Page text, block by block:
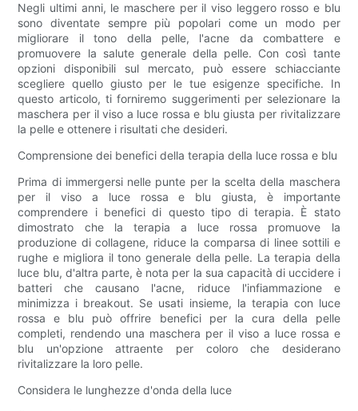
Negli ultimi anni, le maschere per il viso leggero rosso e blu
sono diventate sempre più popolari come un modo per
migliorare il tono della pelle, l'acne da combattere e
promuovere la salute generale della pelle. Con così tante
opzioni disponibili sul mercato, può essere schiacciante
scegliere quello giusto per le tue esigenze specifiche. In
questo articolo, ti forniremo suggerimenti per selezionare la
maschera per il viso a luce rossa e blu giusta per rivitalizzare
la pelle e ottenere i risultati che desideri.
Comprensione dei benefici della terapia della luce rossa e blu
Prima di immergersi nelle punte per la scelta della maschera
per il viso a luce rossa e blu giusta, è importante
comprendere i benefici di questo tipo di terapia. È stato
dimostrato che la terapia a luce rossa promuove la
produzione di collagene, riduce la comparsa di linee sottili e
rughe e migliora il tono generale della pelle. La terapia della
luce blu, d'altra parte, è nota per la sua capacità di uccidere i
batteri che causano l'acne, riduce l'infiammazione e
minimizza i breakout. Se usati insieme, la terapia con luce
rossa e blu può offrire benefici per la cura della pelle
completi, rendendo una maschera per il viso a luce rossa e
blu un'opzione attraente per coloro che desiderano
rivitalizzare la loro pelle.
Considera le lunghezze d'onda della luce